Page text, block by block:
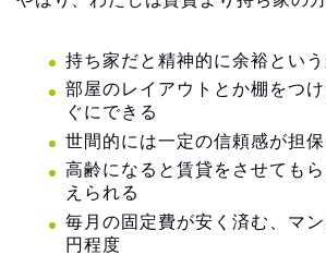
持ち家だと精神的に余裕とい
部屋のレイアウトとか棚をつ
ぐにできる
世間的には一定の信頼感が担
高齢になると賃貸をさせても
えられる
毎月の固定費が安く済む、マ
円程度